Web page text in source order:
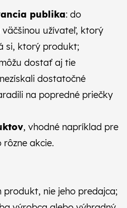
publika: do
užívateľ, ktorý
si, ktorý produkt;
dostať aj tie
dostatočné
na popredné priečky
, vhodné napríklad pre
akcie.
produkt, nie jeho predajca;